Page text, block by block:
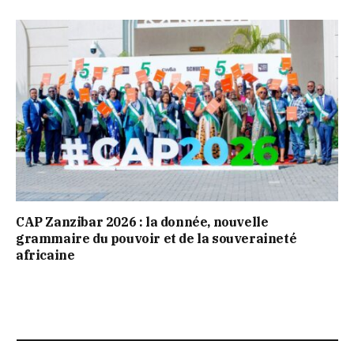
CAP Zanzibar 2026 : la donnée, nouvelle
grammaire du pouvoir et de la souveraineté
africaine